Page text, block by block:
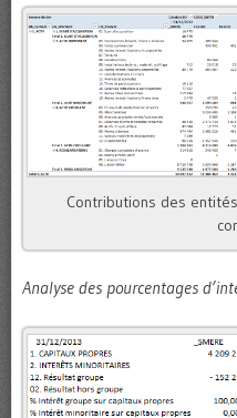
Contributions des
Analyse des pourcentages